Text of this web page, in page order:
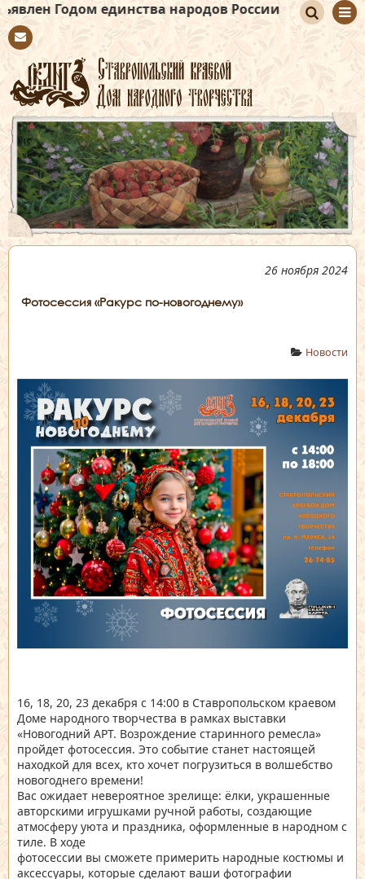
единства народов России
tact
иск
26 ноября 2024
Фотосессия «Ракурс по-новогоднему»
Новости
16, 18, 20, 23 декабря с 14:00 в Ставропольском краевом
Доме народного творчества в рамках выставки
«Новогодний АРТ. Возрождение старинного ремесла»
пройдет фотосессия. Это событие станет настоящей
находкой для всех, кто хочет погрузиться в волшебство
новогоднего времени!
Вас ожидает невероятное зрелище: ёлки, украшенные
авторскими игрушками ручной работы, создающие
атмосферу уюта и праздника, оформленные в народном с
тиле. В ходе
фотосессии вы сможете примерить народные костюмы и
аксессуары, которые сделают ваши фотографии